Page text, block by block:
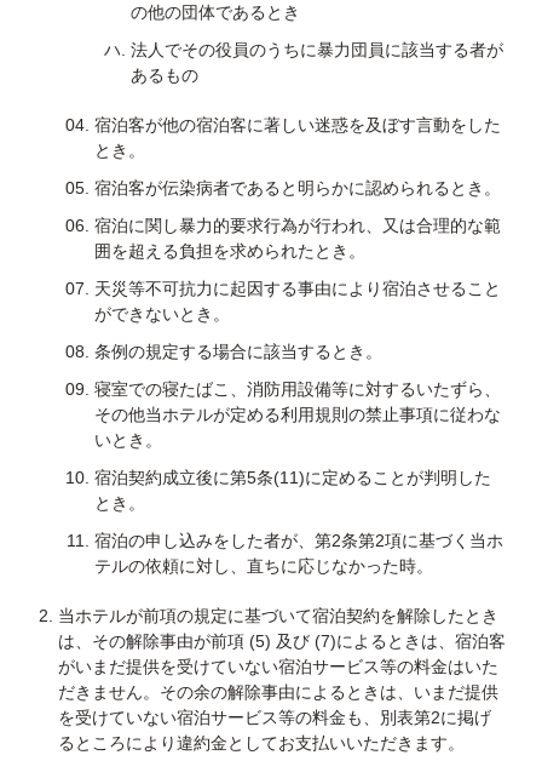
の他の団体であるとき
法人でその役員のうちに暴力団員に該当する者が
あるもの
宿泊客が他の宿泊客に著しい迷惑を及ぼす言動をした
とき。
宿泊客が伝染病者であると明らかに認められるとき。
宿泊に関し暴力的要求行為が行われ、又は合理的な範
囲を超える負担を求められたとき。
天災等不可抗力に起因する事由により宿泊させること
ができないとき。
条例の規定する場合に該当するとき。
寝室での寝たばこ、消防用設備等に対するいたずら、
その他当ホテルが定める利用規則の禁止事項に従わな
いとき。
宿泊契約成立後に第5条(11)に定めることが判明した
とき。
宿泊の申し込みをした者が、第2条第2項に基づく当ホ
テルの依頼に対し、直ちに応じなかった時。
当ホテルが前項の規定に基づいて宿泊契約を解除したとき
は、その解除事由が前項 (5) 及び (7)によるときは、宿泊客
がいまだ提供を受けていない宿泊サービス等の料金はいた
だきません。その余の解除事由によるときは、いまだ提供
を受けていない宿泊サービス等の料金も、別表第2に掲げ
るところにより違約金としてお支払いいただきます。